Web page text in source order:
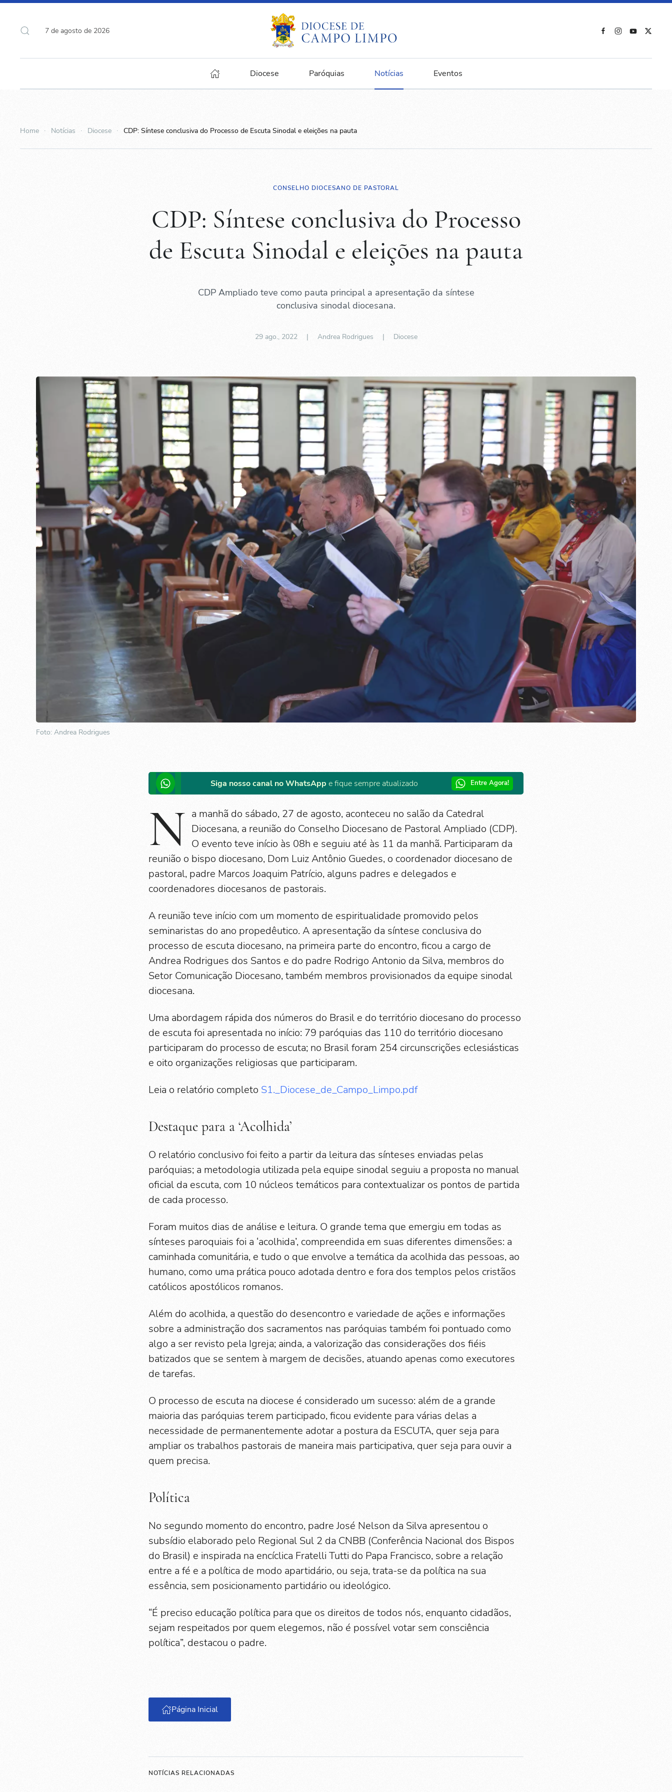
7 de agosto de 2026
Diocese Paróquias Notícias Eventos
Home Notícias Diocese CDP: Síntese conclusiva do Processo de Escuta Sinodal e eleições na pauta
CONSELHO DIOCESANO DE PASTORAL
CDP: Síntese conclusiva do Processo
de Escuta Sinodal e eleições na pauta
CDP Ampliado teve como pauta principal a apresentação da síntese
conclusiva sinodal diocesana.
29 ago., 2022| Andrea Rodrigues | Diocese
Foto: Andrea Rodrigues
Siga nosso canal no WhatsApp e fique sempre atualizado Entre Agora!
N a manhã do sábado, 27 de agosto, aconteceu no salão da Catedral
Diocesana, a reunião do Conselho Diocesano de Pastoral Ampliado (CDP).
O evento teve início às 08h e seguiu até às 11 da manhã. Participaram da
reunião o bispo diocesano, Dom Luiz Antônio Guedes, o coordenador diocesano de
pastoral, padre Marcos Joaquim Patrício, alguns padres e delegados e
coordenadores diocesanos de pastorais.
A reunião teve início com um momento de espiritualidade promovido pelos
seminaristas do ano propedêutico. A apresentação da síntese conclusiva do
processo de escuta diocesano, na primeira parte do encontro, ficou a cargo de
Andrea Rodrigues dos Santos e do padre Rodrigo Antonio da Silva, membros do
Setor Comunicação Diocesano, também membros provisionados da equipe sinodal
diocesana.
Uma abordagem rápida dos números do Brasil e do território diocesano do processo
de escuta foi apresentada no início: 79 paróquias das 110 do território diocesano
participaram do processo de escuta; no Brasil foram 254 circunscrições eclesiásticas
e oito organizações religiosas que participaram.
Leia o relatório completo S1._Diocese_de_Campo_Limpo.pdf
Destaque para a ‘Acolhida’
O relatório conclusivo foi feito a partir da leitura das sínteses enviadas pelas
paróquias; a metodologia utilizada pela equipe sinodal seguiu a proposta no manual
oficial da escuta, com 10 núcleos temáticos para contextualizar os pontos de partida
de cada processo.
Foram muitos dias de análise e leitura. O grande tema que emergiu em todas as
sínteses paroquiais foi a ‘acolhida’, compreendida em suas diferentes dimensões: a
caminhada comunitária, e tudo o que envolve a temática da acolhida das pessoas, ao
humano, como uma prática pouco adotada dentro e fora dos templos pelos cristãos
católicos apostólicos romanos.
Além do acolhida, a questão do desencontro e variedade de ações e informações
sobre a administração dos sacramentos nas paróquias também foi pontuado como
algo a ser revisto pela Igreja; ainda, a valorização das considerações dos fiéis
batizados que se sentem à margem de decisões, atuando apenas como executores
de tarefas.
O processo de escuta na diocese é considerado um sucesso: além de a grande
maioria das paróquias terem participado, ficou evidente para várias delas a
necessidade de permanentemente adotar a postura da ESCUTA, quer seja para
ampliar os trabalhos pastorais de maneira mais participativa, quer seja para ouvir a
quem precisa.
Política
No segundo momento do encontro, padre José Nelson da Silva apresentou o
subsídio elaborado pelo Regional Sul 2 da CNBB (Conferência Nacional dos Bispos
do Brasil) e inspirada na encíclica Fratelli Tutti do Papa Francisco, sobre a relação
entre a fé e a política de modo apartidário, ou seja, trata-se da política na sua
essência, sem posicionamento partidário ou ideológico.
“É preciso educação política para que os direitos de todos nós, enquanto cidadãos,
sejam respeitados por quem elegemos, não é possível votar sem consciência
política”, destacou o padre.
Página Inicial
NOTÍCIAS RELACIONADAS